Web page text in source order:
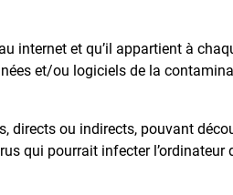
internet et qu’il appartient à
et/ou logiciels de la
ou indirects, pouvant
qui pourrait infecter l’ordinateur